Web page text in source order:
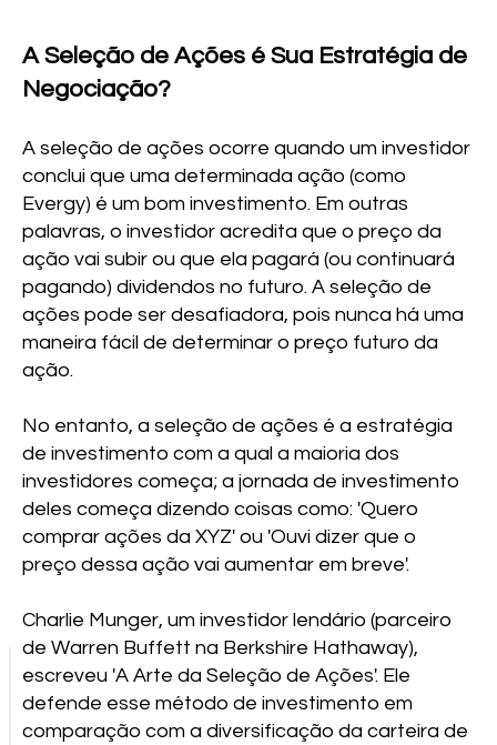
A Seleção de Ações é Sua Estratégia de
Negociação?
A seleção de ações ocorre quando um investidor
conclui que uma determinada ação (como
Evergy) é um bom investimento. Em outras
palavras, o investidor acredita que o preço da
ação vai subir ou que ela pagará (ou continuará
pagando) dividendos no futuro. A seleção de
ações pode ser desafiadora, pois nunca há uma
maneira fácil de determinar o preço futuro da
ação.
No entanto, a seleção de ações é a estratégia
de investimento com a qual a maioria dos
investidores começa; a jornada de investimento
deles começa dizendo coisas como: 'Quero
comprar ações da XYZ' ou 'Ouvi dizer que o
preço dessa ação vai aumentar em breve'.
Charlie Munger, um investidor lendário (parceiro
de Warren Buffett na Berkshire Hathaway),
escreveu 'A Arte da Seleção de Ações'. Ele
defende esse método de investimento em
comparação com a diversificação da carteira de